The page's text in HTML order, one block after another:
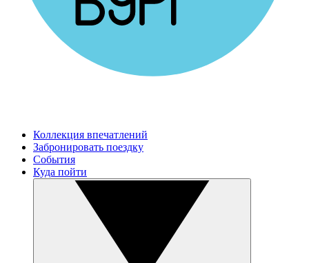
Коллекция впечатлений
Забронировать поездку
События
Куда пойти